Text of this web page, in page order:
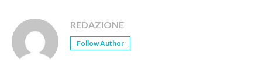
REDAZIONE
Follow Author